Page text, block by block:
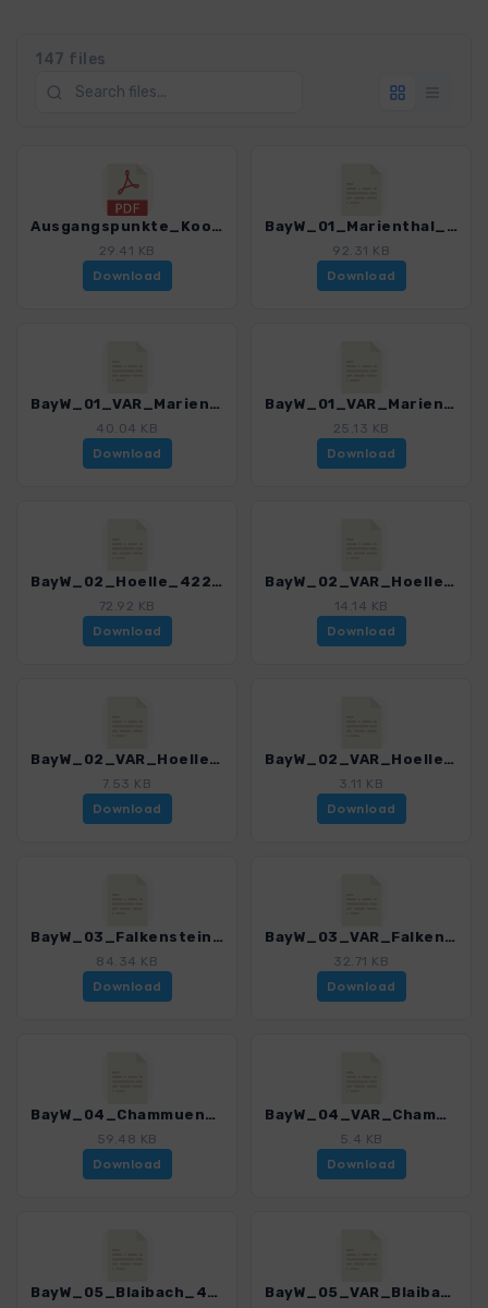
147 files
Ausgangspunkte_Koordinaten_WF Bayerischer Wald_4225_8.pdf
29.41 KB
Download
BayW_01_Marienthal_4225_8.gpx
92.31 KB
Download
BayW_01_VAR_Marienthal_4225_8.gpx
40.04 KB
Download
BayW_01_VAR_Marienthal_Jaegersteig_4225_8.gpx
25.13 KB
Download
BayW_02_Hoelle_4225_8.gpx
72.92 KB
Download
BayW_02_VAR_Hoelle_4225_8.gpx
14.14 KB
Download
BayW_02_VAR_Hoelle_Roehrenhof_4225_8.gpx
7.53 KB
Download
BayW_02_VAR_Hoelle_Uferweg_4225_8.gpx
3.11 KB
Download
BayW_03_Falkenstein_4225_8.gpx
84.34 KB
Download
BayW_03_VAR_Falkenstein_4225_8.gpx
32.71 KB
Download
BayW_04_Chammuenster_4225_8.gpx
59.48 KB
Download
BayW_04_VAR_Chammuenster_4225_8.gpx
5.4 KB
Download
BayW_05_Blaibach_4225_8.gpx BayW_05_VAR_Blaibach_4225_8.gpx